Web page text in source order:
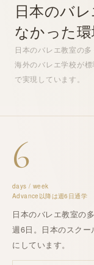
日本のバレ
なかった
日本のバレエ教室の
海外のバレエ学校が
で実現しています。
6
days / week
Advance以降は週6日通学
日本のバレエ教室の
週6日 。
日本のスク
にしています。